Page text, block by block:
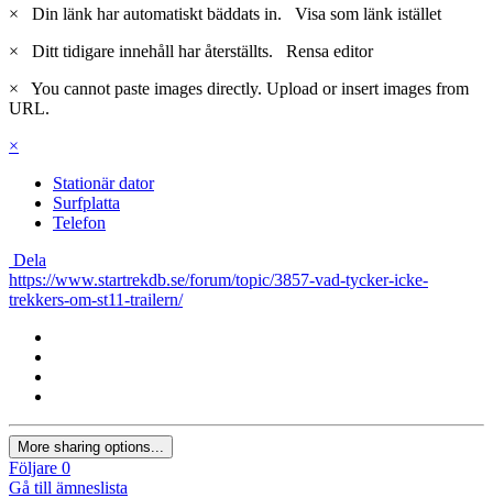
×
Din länk har automatiskt bäddats in. Visa som länk istället
×
Ditt tidigare innehåll har återställts. Rensa editor
×
You cannot paste images directly. Upload or insert images from
URL.
×
Stationär dator
Surfplatta
Telefon
Dela
https://www.startrekdb.se/forum/topic/3857-vad-tycker-icke-
trekkers-om-st11-trailern/
More sharing options...
Följare 0
Gå till ämneslista